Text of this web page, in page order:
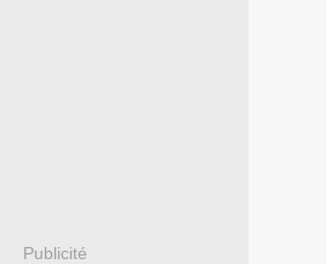
Publicité